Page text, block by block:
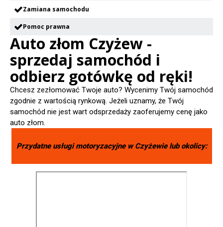
Zamiana samochodu
Pomoc prawna
Auto złom Czyżew -
sprzedaj samochód i
odbierz gotówkę od ręki!
Chcesz zezłomować Twoje auto? Wycenimy Twój samochód
zgodnie z wartością rynkową. Jeżeli uznamy, że Twój
samochód nie jest wart odsprzedaży zaoferujemy cenę jako
auto złom.
Przydatne usługi motoryzacyjne wCzyżewielub okolicy: